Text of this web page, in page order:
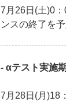
7月26日(土)0
ンスの終了を
- αテスト実施
7月28日(月)18